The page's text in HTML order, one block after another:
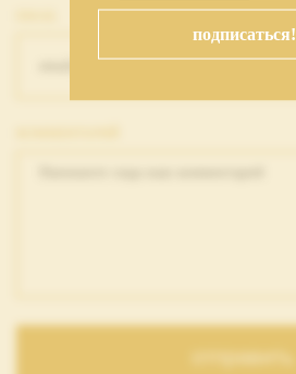
отправить
подписаться!